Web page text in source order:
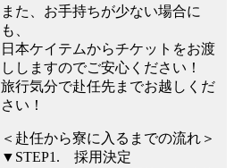
また、お手持ちが少ない場合に
も、
日本ケイテムからチケットをお渡
ししますのでご安心ください！
旅行気分で赴任先までお越しくだ
さい！
＜赴任から寮に入るまでの流れ＞
▼STEP1. 採用決定